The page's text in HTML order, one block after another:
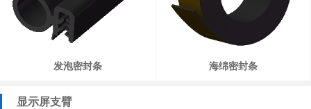
发泡密封条 海绵密封条
显示屏支臂